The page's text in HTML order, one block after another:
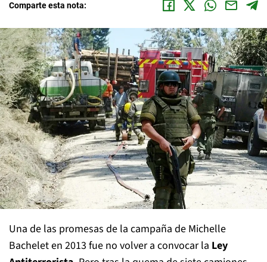
Comparte esta nota:
Una de las promesas de la campaña de Michelle
Bachelet en 2013 fue no volver a convocar la Ley